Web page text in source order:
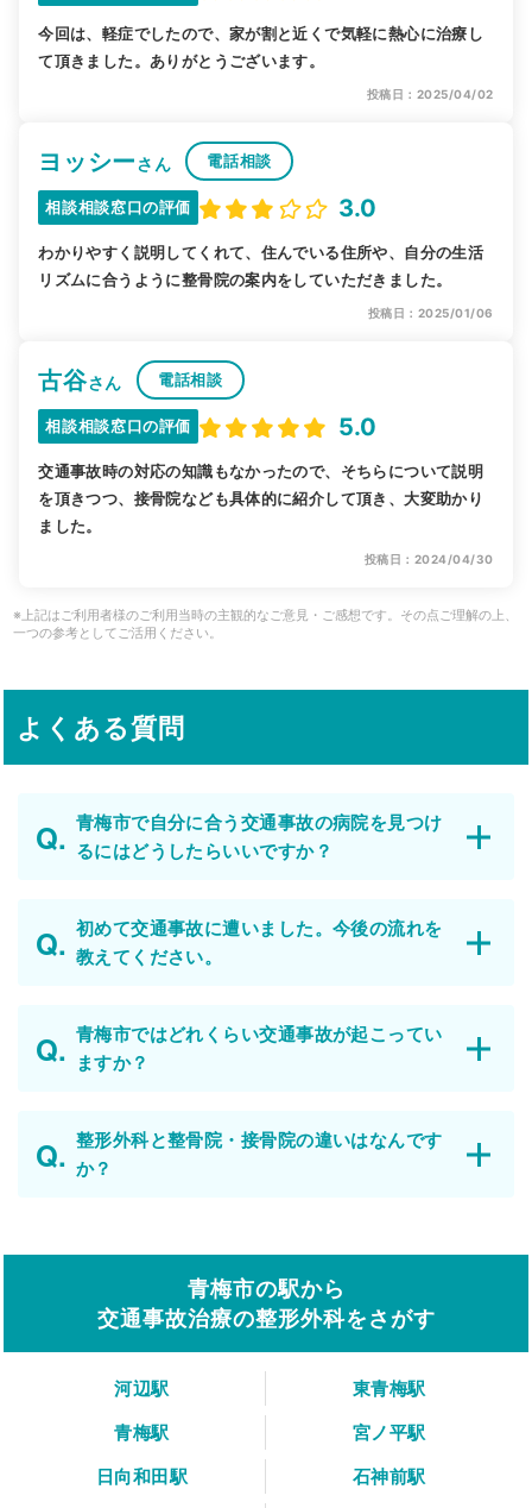
今回は、軽症でしたので、家が割と近くで気軽に熱心に治療し
て頂きました。ありがとうございます。
投稿日：2025/04/02
ヨッシーさん 電話相談
相談相談窓口の評価 3.0
わかりやすく説明してくれて、住んでいる住所や、自分の生活
リズムに合うように整骨院の案内をしていただきました。
投稿日：2025/01/06
古谷さん 電話相談
相談相談窓口の評価 5.0
交通事故時の対応の知識もなかったので、そちらについて説明
を頂きつつ、接骨院なども具体的に紹介して頂き、大変助かり
ました。
投稿日：2024/04/30
※上記はご利用者様のご利用当時の主観的なご意見・ご感想です。その点ご理解の上、
一つの参考としてご活用ください。
よくある質問
青梅市で自分に合う交通事故の病院を見つけ
るにはどうしたらいいですか？
初めて交通事故に遭いました。今後の流れを
教えてください。
青梅市ではどれくらい交通事故が起こってい
ますか？
整形外科と整骨院・接骨院の違いはなんです
か？
青梅市の駅から
交通事故治療の整形外科をさがす
河辺駅
東青梅駅
青梅駅
宮ノ平駅
日向和田駅
石神前駅